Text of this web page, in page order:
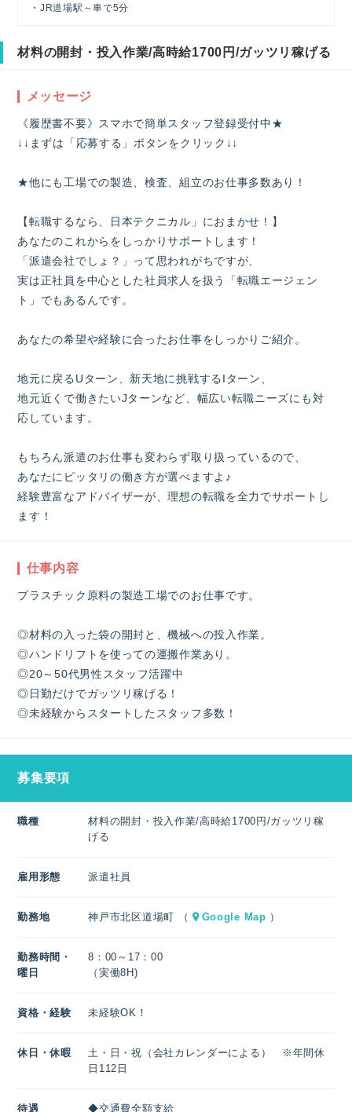
・JR道場駅～車で5分
材料の開封・投入作業/高時給1700円/ガッツリ稼げる
メッセージ
《履歴書不要》スマホで簡単スタッフ登録受付中★
↓↓まずは「応募する」ボタンをクリック↓↓
★他にも工場での製造、検査、組立のお仕事多数あり！
【転職するなら、日本テクニカル」におまかせ！】
あなたのこれからをしっかりサポートします！
「派遣会社でしょ？」って思われがちですが、
実は正社員を中心とした社員求人を扱う「転職エージェン
ト」でもあるんです。
あなたの希望や経験に合ったお仕事をしっかりご紹介。
地元に戻るUターン、新天地に挑戦するIターン、
地元近くで働きたいJターンなど、幅広い転職ニーズにも対
応しています。
もちろん派遣のお仕事も変わらず取り扱っているので、
あなたにピッタリの働き方が選べますよ♪
経験豊富なアドバイザーが、理想の転職を全力でサポートし
ます！
仕事内容
プラスチック原料の製造工場でのお仕事です。
◎材料の入った袋の開封と、機械への投入作業。
◎ハンドリフトを使っての運搬作業あり。
◎20～50代男性スタッフ活躍中
◎日勤だけでガッツリ稼げる！
◎未経験からスタートしたスタッフ多数！
募集要項
職種
材料の開封・投入作業/高時給1700円/ガッツリ稼
げる
雇用形態 派遣社員
勤務地 神戸市北区道場町 （ Google Map ）
勤務時間・
曜日
8：00～17：00
（実働8H)
資格・経験 未経験OK！
休日・休暇
土・日・祝（会社カレンダーによる） ※年間休
日112日
待遇 ◆交通費全額支給